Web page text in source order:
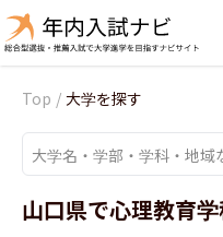
Top / 大学を探す
山口県で心理教育